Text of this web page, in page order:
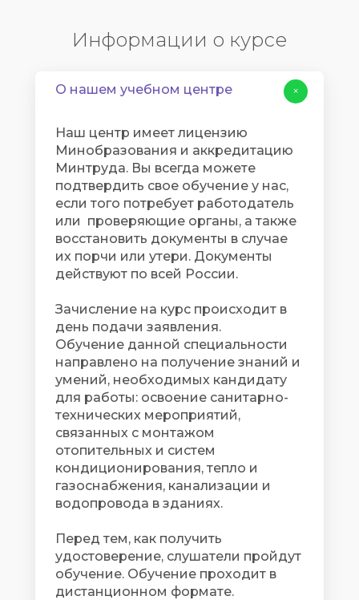
Информации о курсе
О нашем учебном центре
Наш центр имеет лицензию
Минобразования и аккредитацию
Минтруда. Вы всегда можете
подтвердить свое обучение у нас,
если того потребует работодатель
или проверяющие органы, а также
восстановить документы в случае
их порчи или утери. Документы
действуют по всей России.
Зачисление на курс происходит в
день подачи заявления.
Обучение данной специальности
направлено на получение знаний и
умений, необходимых кандидату
для работы: освоение санитарно-
технических мероприятий,
связанных с монтажом
отопительных и систем
кондиционирования, тепло и
газоснабжения, канализации и
водопровода в зданиях.
Перед тем, как получить
удостоверение, слушатели пройдут
обучение. Обучение проходит в
дистанционном формате.
+